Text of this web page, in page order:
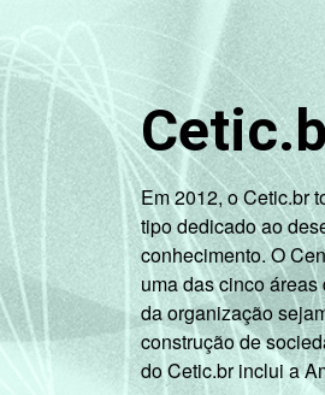
GRAU DE
INSTRUÇÃO
Em 2012, o Cetic.br
tipo dedicado ao
conhecimento. O
uma das cinco
da organização
construção de
do Cetic.br inclui a